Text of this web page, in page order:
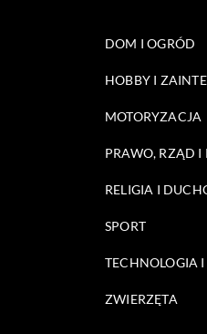
DOM I OGRÓD
HOBBY I
MOTORYZACJA
PRAWO, RZĄD I
RELIGIA I
SPORT
TECHNOLOGIA
ZWIERZĘTA